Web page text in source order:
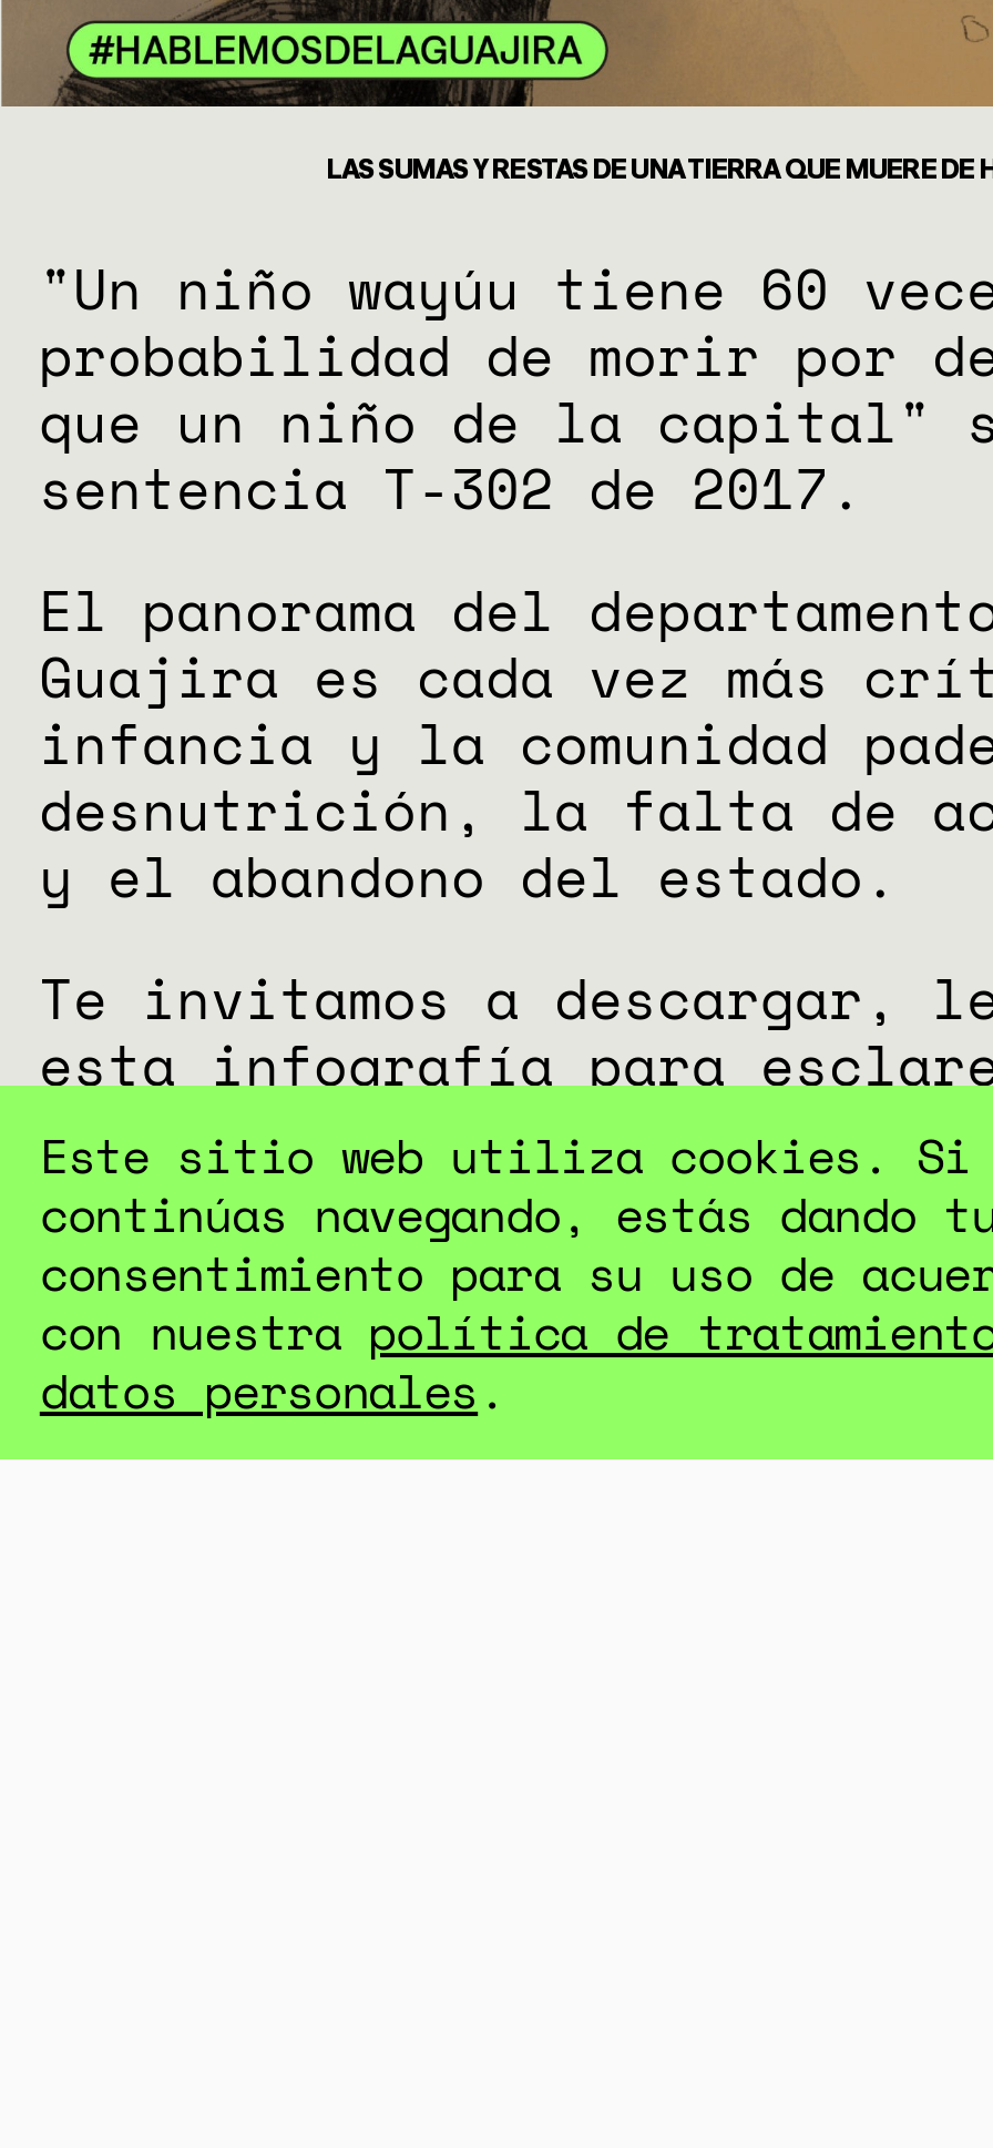
SOBRE MUTANTE
DONACIONES
ESPECIALES
LAS SUMAS Y RESTAS DE UNA TIERRA QUE MUERE DE
"Un niño wayúu tiene 60
probabilidad de morir por
que un niño de la capital"
sentencia T-302 de 2017.
El panorama del
Guajira es cada vez más
infancia y la comunidad
desnutrición, la falta de
y el abandono del estado.
Te invitamos a descargar,
esta infografía para
gravedad de la situación
departamento y
conocimiento.
Este sitio web utiliza cookies. Si
continúas navegando, estás dando
consentimiento para su uso de
con nuestra política de
datos personales .